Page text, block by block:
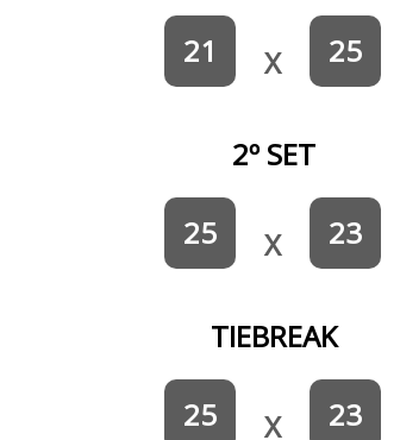
21
X 25
2º SET
25
X 23
TIEBREAK
25
X 23